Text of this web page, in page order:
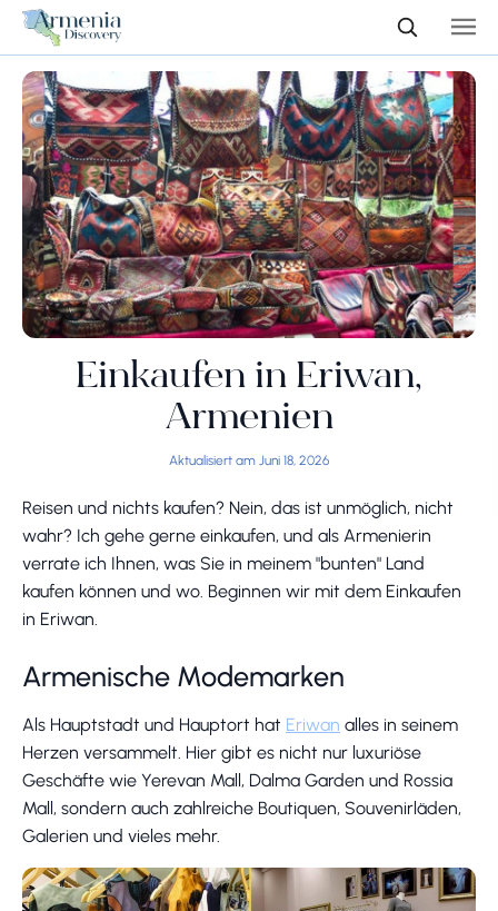
Einkaufen in Eriwan,
Armenien
Aktualisiert am Juni 18, 2026
Reisen und nichts kaufen? Nein, das ist unmöglich, nicht
wahr? Ich gehe gerne einkaufen, und als Armenierin
verrate ich Ihnen, was Sie in meinem "bunten" Land
kaufen können und wo. Beginnen wir mit dem Einkaufen
in Eriwan.
Armenische Modemarken
Als Hauptstadt und Hauptort hat Eriwan alles in seinem
Herzen versammelt. Hier gibt es nicht nur luxuriöse
Geschäfte wie Yerevan Mall, Dalma Garden und Rossia
Mall, sondern auch zahlreiche Boutiquen, Souvenirläden,
Galerien und vieles mehr.